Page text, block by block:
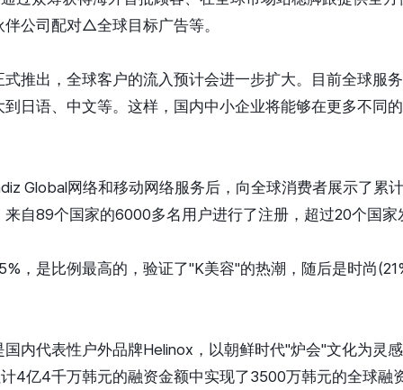
公司配对△全球目标广告等。
推出，全球客户的流入预计会进一步扩大。目前全球服
日语、中文等。这样，国内中小企业将能够在更多不同
Global网络和移动网络服务后，向全球消费者展示了累
自89个国家的6000多名用户进行了注册，超过20个国家
，是比例最高的，验证了"K美容"的热潮，随后是时尚
内代表性户外品牌Helinox，以朝鲜时代"炉会"文化为灵
4亿4千万韩元的融资金额中实现了3500万韩元的全球融